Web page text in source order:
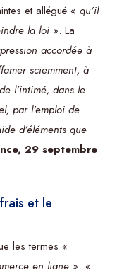
et allégué « qu’il
la loi». La
accordée à
sciemment, à
l’intimé, dans le
par l’emploi de
d’éléments que
29 septembre
et le
les termes «